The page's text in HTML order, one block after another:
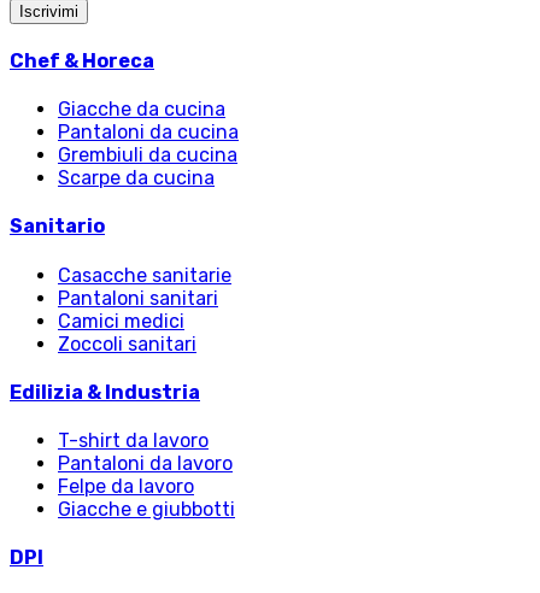
Iscrivimi
Chef & Horeca
Giacche da cucina
Pantaloni da cucina
Grembiuli da cucina
Scarpe da cucina
Sanitario
Casacche sanitarie
Pantaloni sanitari
Camici medici
Zoccoli sanitari
Edilizia & Industria
T-shirt da lavoro
Pantaloni da lavoro
Felpe da lavoro
Giacche e giubbotti
DPI